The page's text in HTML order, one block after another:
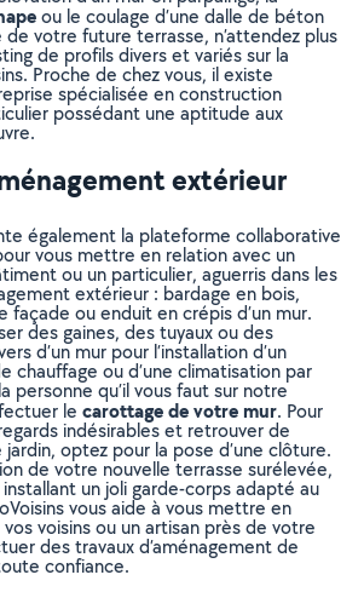
ou le coulage d’une dalle de béton
de votre future terrasse, n’attendez plus
de profils divers et variés sur la
Proche de chez vous, il existe
spécialisée en construction
possédant une aptitude aux
extérieur
également la plateforme collaborative
vous mettre en relation avec un
ou un particulier, aguerris dans les
extérieur : bardage en bois,
façade ou enduit en crépis d’un mur.
des gaines, des tuyaux ou des
d’un mur pour l’installation d’un
chauffage ou d’une climatisation par
personne qu’il vous faut sur notre
le carottage de votre mur. Pour
indésirables et retrouver de
jardin, optez pour la pose d’une clôture.
de votre nouvelle terrasse surélevée,
un joli garde-corps adapté au
vous aide à vous mettre en
voisins ou un artisan près de votre
des travaux d’aménagement de
confiance.